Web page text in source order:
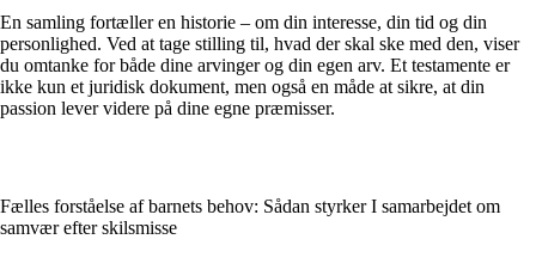
En samling fortæller en historie – om din interesse, din tid og din
personlighed. Ved at tage stilling til, hvad der skal ske med den, viser
du omtanke for både dine arvinger og din egen arv. Et testamente er
ikke kun et juridisk dokument, men også en måde at sikre, at din
passion lever videre på dine egne præmisser.
Fælles forståelse af barnets behov: Sådan styrker I samarbejdet om
samvær efter skilsmisse